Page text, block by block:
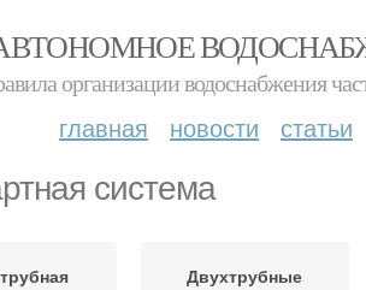
организации водоснабжения
главная новости статьи
система
Двухтрубные